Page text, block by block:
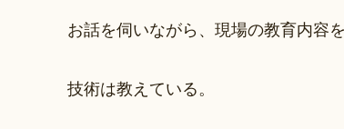
お話を伺いながら、現場の教育内容
技術は教えている。